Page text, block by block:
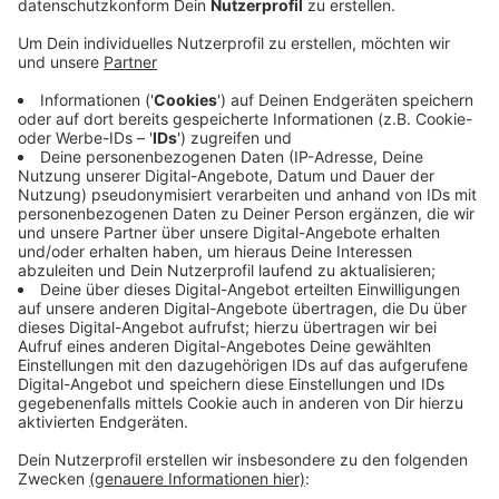
Am Sonntagmorgen ging es los, die Feuerwehrleute
fuhren teils mit Fahrzeugen hier in Bonn los, andere
nahmen einen Flieger am Flughafen Köln/Bonn. Das
Training beginnt morgen, es dauert teilweise bis
Freitag, andere bleiben aber auch länger, bis zu zwei
Wochen. So soll es beispielsweise auch einen
Lehrgang zum Legen eines sogenannten taktischen
Feuers geben, bei dem gezielt Flächen abgebrannt
werden, um ein unkontrolliertes Feuer einzudämmen
und auszubremsen.